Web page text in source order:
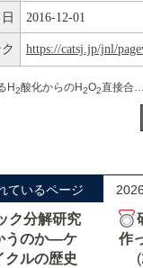
2016-12-01
https://catsj.jp/jnl/
H2酸化からのH2O2直接合成反応
ているページ
ク分解研究
うのか―ケ
クルの歴史
作